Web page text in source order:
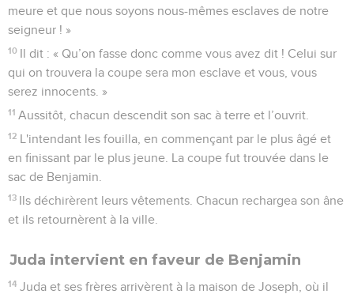
meure et que nous soyons nous-mêmes esclaves de notre
seigneur ! »
10 Il dit : « Qu’on fasse donc comme vous avez dit ! Celui sur
qui on trouvera la coupe sera mon esclave et vous, vous
serez innocents. »
11 Aussitôt, chacun descendit son sac à terre et l’ouvrit.
12 L'intendant les fouilla, en commençant par le plus âgé et
en finissant par le plus jeune. La coupe fut trouvée dans le
sac de Benjamin.
13 Ils déchirèrent leurs vêtements. Chacun rechargea son âne
et ils retournèrent à la ville.
Juda intervient en faveur de Benjamin
14 Juda et ses frères arrivèrent à la maison de Joseph, où il